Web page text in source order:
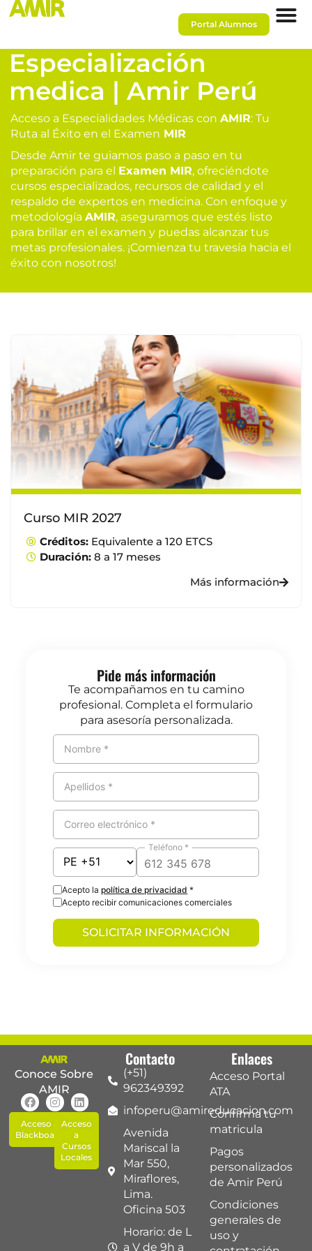
Portal Alumnos
Especialización
medica | Amir Perú
Acceso a Especialidades Médicas conAMIR: Tu
Ruta al Éxito en el Examen MIR
Desde Amir te guiamos paso a paso en tu
preparación para el Examen MIR, ofreciéndote
cursos especializados, recursos de calidad y el
respaldo de expertos en medicina. Con enfoque y
metodologíaAMIR, aseguramos que estés listo
para brillar en el examen y puedas alcanzar tus
metas profesionales. ¡Comienza tu travesía hacia el
éxito con nosotros!
Curso MIR 2027
Créditos: Equivalente a 120 ETCS
Duración: 8 a 17 meses
Más información
Pide más información
Te acompañamos en tu camino
profesional. Completa el formulario
para asesoría personalizada.
Nombre *
Apellidos *
Correo electrónico *
Teléfono *
Acepto lapolítica de privacidad *
Acepto recibir comunicaciones comerciales
SOLICITAR INFORMACIÓN
Conoce Sobre
AMIR
Acceso a
Blackboard
Acceso
a
Cursos
Locales
Contacto
(+51)
962349392
infoperu@amireducacion.com
Avenida
Mariscal la
Mar 550,
Miraflores,
Lima.
Oficina 503
Horario: de L
a V de 9h a
Enlaces
Acceso Portal
ATA
Confirma tu
matricula
Pagos
personalizados
de Amir Perú
Condiciones
generales de
uso y